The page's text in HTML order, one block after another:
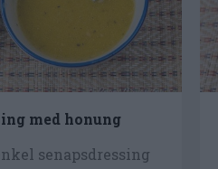
med honung
senapsdressing